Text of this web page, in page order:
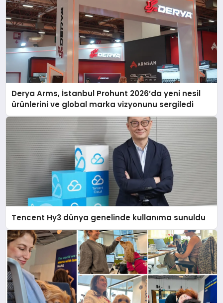
Derya Arms, İstanbul Prohunt 2026’da yeni nesil
ürünlerini ve global marka vizyonunu sergiledi
Tencent Hy3 dünya genelinde kullanıma sunuldu